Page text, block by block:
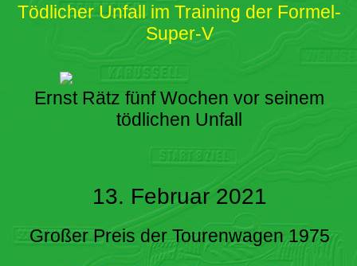
Tödlicher Unfall im Training der Formel-
Super-V
Ernst Rätz fünf Wochen vor seinem
tödlichen Unfall
13. Februar 2021
Großer Preis der Tourenwagen 1975